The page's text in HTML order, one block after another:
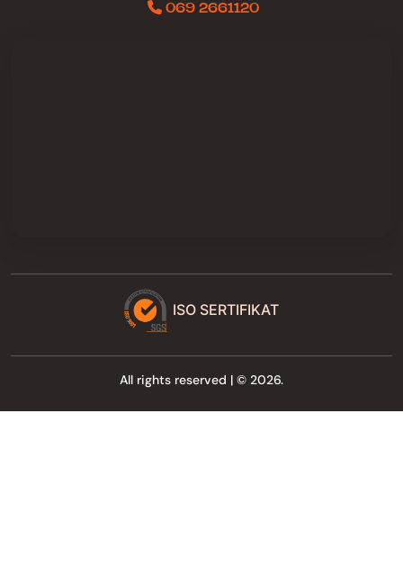
069 2661120
ISO SERTIFIKAT
All rights reserved | © 2026.